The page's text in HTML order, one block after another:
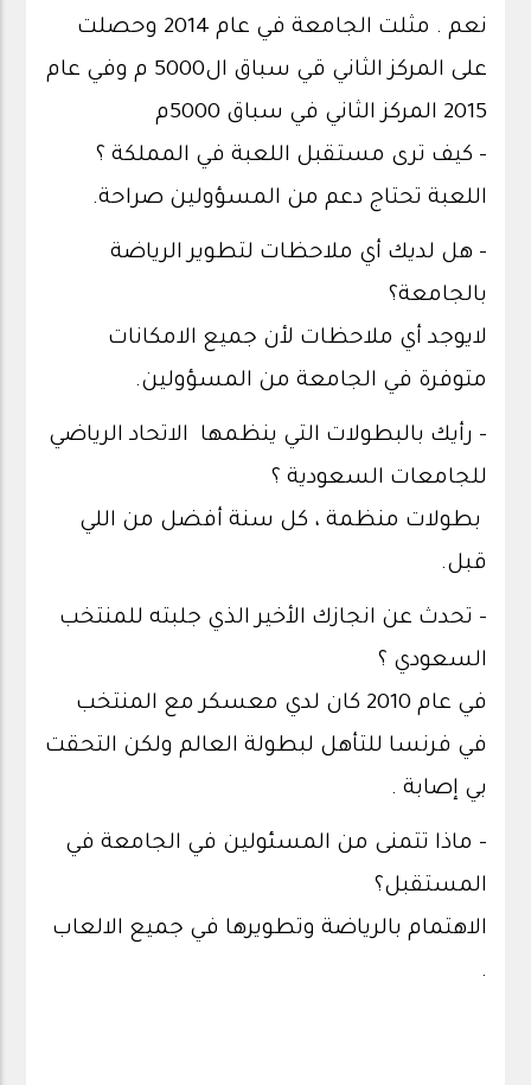
نعم . مثلت الجامعة في عام 2014 وحصلت
على المركز الثاني قي سباق ال5000 م وفي عام
2015 المركز الثاني في سباق 5000م
- كيف ترى مستقبل اللعبة في المملكة ؟
اللعبة تحتاج دعم من المسؤولين صراحة.
- هل لديك أي ملاحظات لتطوير الرياضة
بالجامعة؟
لايوجد أي ملاحظات لأن جميع الامكانات
متوفرة في الجامعة من المسؤولين.
- رأيك بالبطولات التي ينظمها الاتحاد الرياضي
للجامعات السعودية ؟
بطولات منظمة ، كل سنة أفضل من اللي
قبل.
- تحدث عن انجازك الأخير الذي جلبته للمنتخب
السعودي ؟
في عام 2010 كان لدي معسكر مع المنتخب
في فرنسا للتأهل لبطولة العالم ولكن التحقت
بي إصابة .
- ماذا تتمنى من المسئولين في الجامعة في
المستقبل؟
الاهتمام بالرياضة وتطويرها في جميع الالعاب
.